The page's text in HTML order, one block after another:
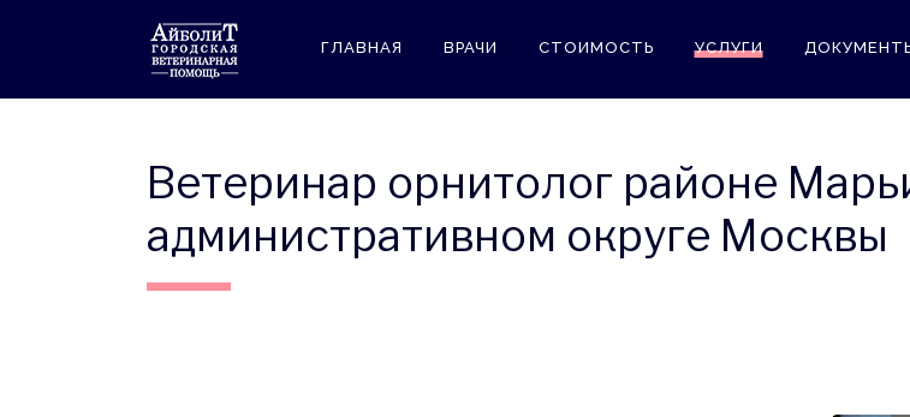
ГЛАВНАЯ ВРАЧИ СТОИМОСТЬ УСЛУГИ
Ветеринар орнитолог районе
административном округе Москвы